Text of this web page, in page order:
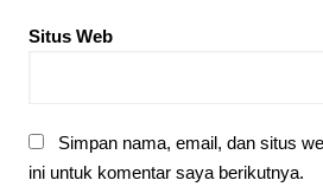
Situs Web
Simpan nama, email, dan situs
ini untuk komentar saya berikutnya.